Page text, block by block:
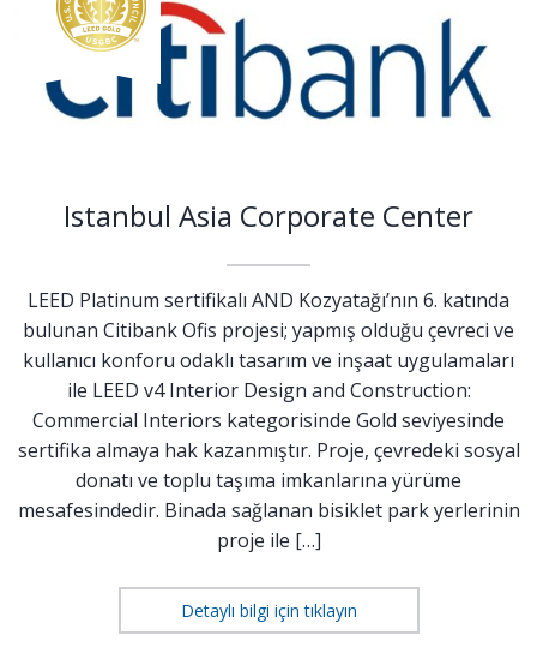
Istanbul Asia Corporate Center
LEED Platinum sertifikalı AND Kozyatağı’nın 6. katında
bulunan Citibank Ofis projesi; yapmış olduğu çevreci ve
kullanıcı konforu odaklı tasarım ve inşaat uygulamaları
ile LEED v4 Interior Design and Construction:
Commercial Interiors kategorisinde Gold seviyesinde
sertifika almaya hak kazanmıştır. Proje, çevredeki sosyal
donatı ve toplu taşıma imkanlarına yürüme
mesafesindedir. Binada sağlanan bisiklet park yerlerinin
proje ile […]
Detaylı bilgi için tıklayın